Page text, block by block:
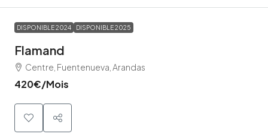
DISPONIBLE 2024 DISPONIBLE 2025
Flamand
Centre, Fuentenueva, Arandas
420€/Mois